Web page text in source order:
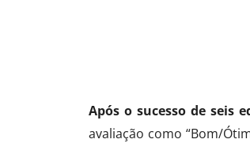
Após o sucesso de seis
avaliação como “Bom/